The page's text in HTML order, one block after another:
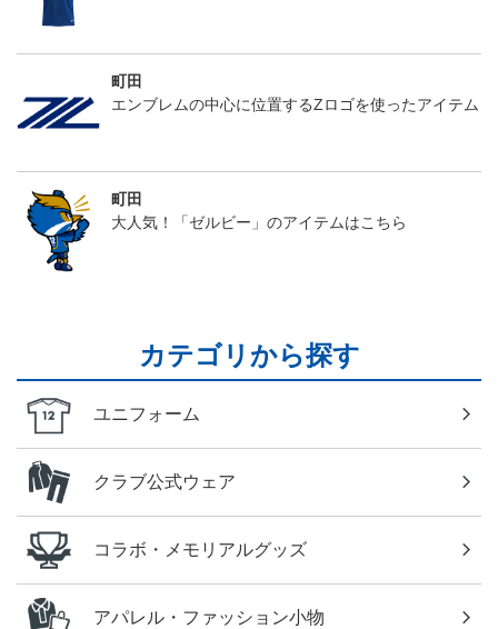
町田
エンブレムの中心に位置するZロゴを使ったアイテム
町田
大人気！「ゼルビー」のアイテムはこちら
カテゴリから探す
ユニフォーム
クラブ公式ウェア
コラボ・メモリアルグッズ
アパレル・ファッション小物